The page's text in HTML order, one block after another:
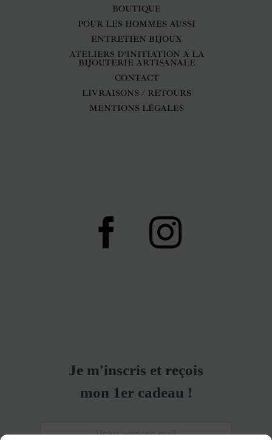
BOUTIQUE
POUR LES HOMMES AUSSI
ENTRETIEN BIJOUX
ATELIERS D’INITIATION A LA
BIJOUTERIE ARTISANALE
CONTACT
LIVRAISONS / RETOURS
MENTIONS LÉGALES